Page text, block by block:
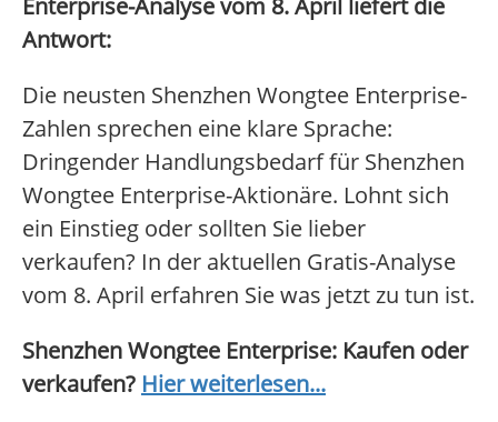
Enterprise-Analyse vom 8. April liefert die
Antwort:
Die neusten Shenzhen Wongtee Enterprise-
Zahlen sprechen eine klare Sprache:
Dringender Handlungsbedarf für Shenzhen
Wongtee Enterprise-Aktionäre. Lohnt sich
ein Einstieg oder sollten Sie lieber
verkaufen? In der aktuellen Gratis-Analyse
vom 8. April erfahren Sie was jetzt zu tun ist.
Shenzhen Wongtee Enterprise: Kaufen oder
verkaufen? Hier weiterlesen...